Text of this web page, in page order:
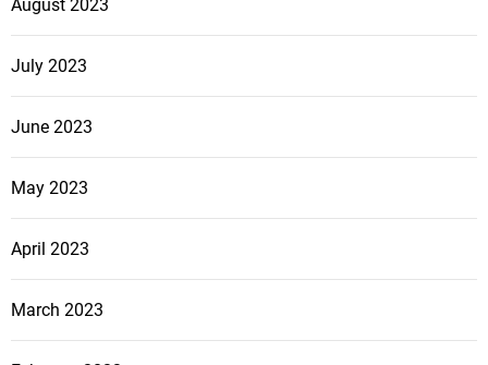
August 2023
July 2023
June 2023
May 2023
April 2023
March 2023